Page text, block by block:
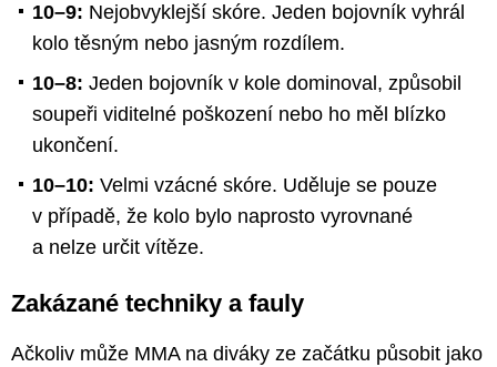
10–9: Nejobvyklejší skóre. Jeden bojovník vyhrál
kolo těsným nebo jasným rozdílem.
10–8: Jeden bojovník v kole dominoval, způsobil
soupeři viditelné poškození nebo ho měl blízko
ukončení.
10–10: Velmi vzácné skóre. Uděluje se pouze
v případě, že kolo bylo naprosto vyrovnané
a nelze určit vítěze.
Zakázané techniky a fauly
Ačkoliv může MMA na diváky ze začátku působit jako